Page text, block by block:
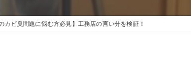
カビ臭問題に悩む方必見】工務店の言い分を検証！